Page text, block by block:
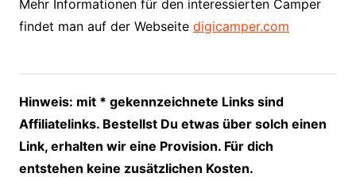
Mehr Informationen für den interessierten Camper
findet man auf der Webseite digicamper.com
Hinweis: mit * gekennzeichnete Links sind
Affiliatelinks. Bestellst Du etwas über solch einen
Link, erhalten wir eine Provision. Für dich
entstehen keine zusätzlichen Kosten.